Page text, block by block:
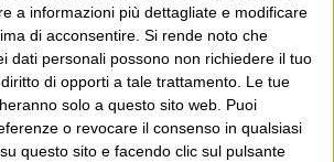
a informazioni più dettagliate e modificare
di acconsentire. Si rende noto che
dati personali possono non richiedere il tuo
di opporti a tale trattamento. Le tue
solo a questo sito web. Puoi
o revocare il consenso in qualsiasi
questo sito e facendo clic sul pulsante
YMCA